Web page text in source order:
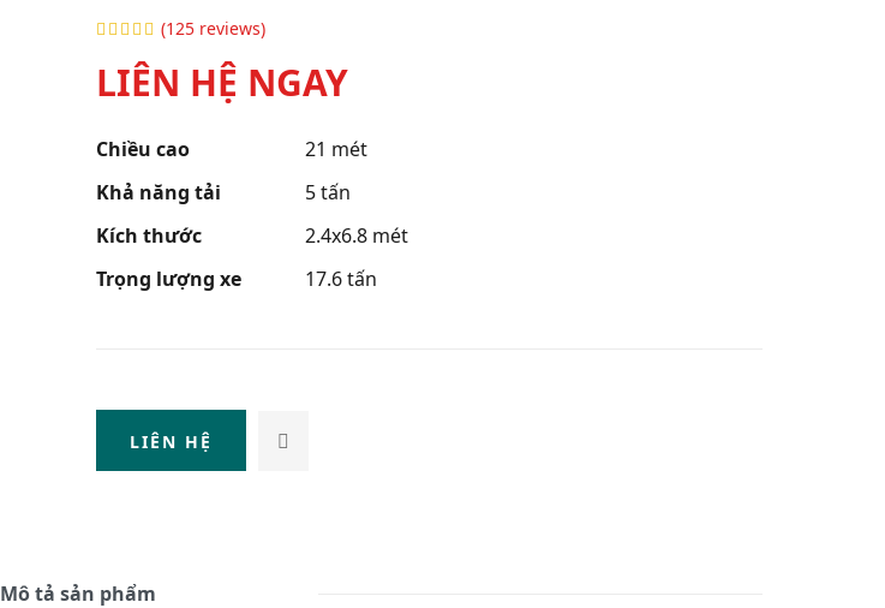
(125 reviews)
LIÊN HỆ NGAY
Chiều cao
21 mét
Khả năng tải
5 tấn
Kích thước
2.4x6.8 mét
Trọng lượng xe
17.6 tấn
LIÊN HỆ
Mô tả sản phẩm